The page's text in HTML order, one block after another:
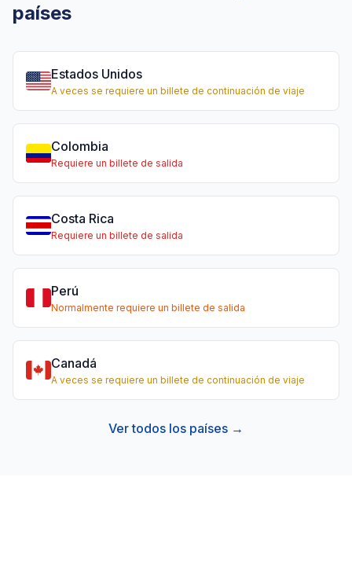
países
Estados Unidos
A veces se requiere un billete de continuación de viaje
Colombia
Requiere un billete de salida
Costa Rica
Requiere un billete de salida
Perú
Normalmente requiere un billete de salida
Canadá
A veces se requiere un billete de continuación de viaje
Ver todos los países →